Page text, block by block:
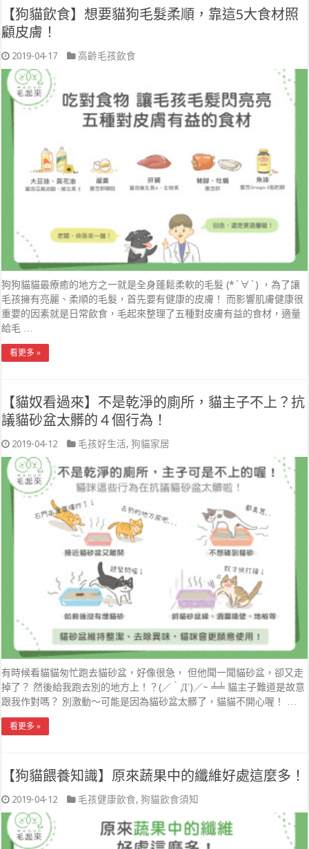
【狗貓飲食】想要貓狗毛髮柔順，靠這5大食材照
顧皮膚！
2019-04-17 高齡毛孩飲食
狗狗貓貓最療癒的地方之一就是全身蓬鬆柔軟的毛髮 (*´∀`) ，為了讓
毛孩擁有亮麗、柔順的毛髮，首先要有健康的皮膚！ 而影響肌膚健康很
重要的因素就是日常飲食，毛起來整理了五種對皮膚有益的食材，適量
給毛 …
看更多 »
【貓奴看過來】不是乾淨的廁所，貓主子不上？抗
議貓砂盆太髒的４個行為！
2019-04-12 毛孩好生活,狗貓家居
有時候看貓貓匆忙跑去貓砂盆，好像很急， 但他聞一聞貓砂盆，卻又走
掉了？ 然後給我跑去別的地方上！？(／‵Д′)／~ ╧╧ 貓主子難道是故意
跟我作對嗎？ 別激動～可能是因為貓砂盆太髒了，貓貓不開心喔！ …
看更多 »
【狗貓餵養知識】原來蔬果中的纖維好處這麼多！
2019-04-12 毛孩健康飲食,狗貓飲食須知